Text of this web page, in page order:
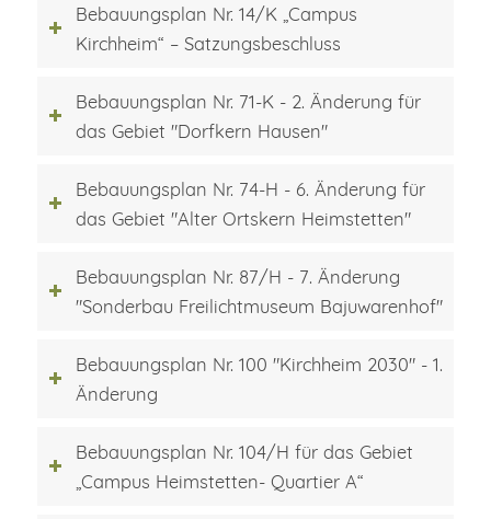
Bebauungsplan Nr. 14/K „Campus
Kirchheim“ – Satzungsbeschluss
Bebauungsplan Nr. 71-K - 2. Änderung für
das Gebiet "Dorfkern Hausen"
Bebauungsplan Nr. 74-H - 6. Änderung für
das Gebiet "Alter Ortskern Heimstetten"
Bebauungsplan Nr. 87/H - 7. Änderung
"Sonderbau Freilichtmuseum Bajuwarenhof"
Bebauungsplan Nr. 100 "Kirchheim 2030" - 1.
Änderung
Bebauungsplan Nr. 104/H für das Gebiet
„Campus Heimstetten- Quartier A“